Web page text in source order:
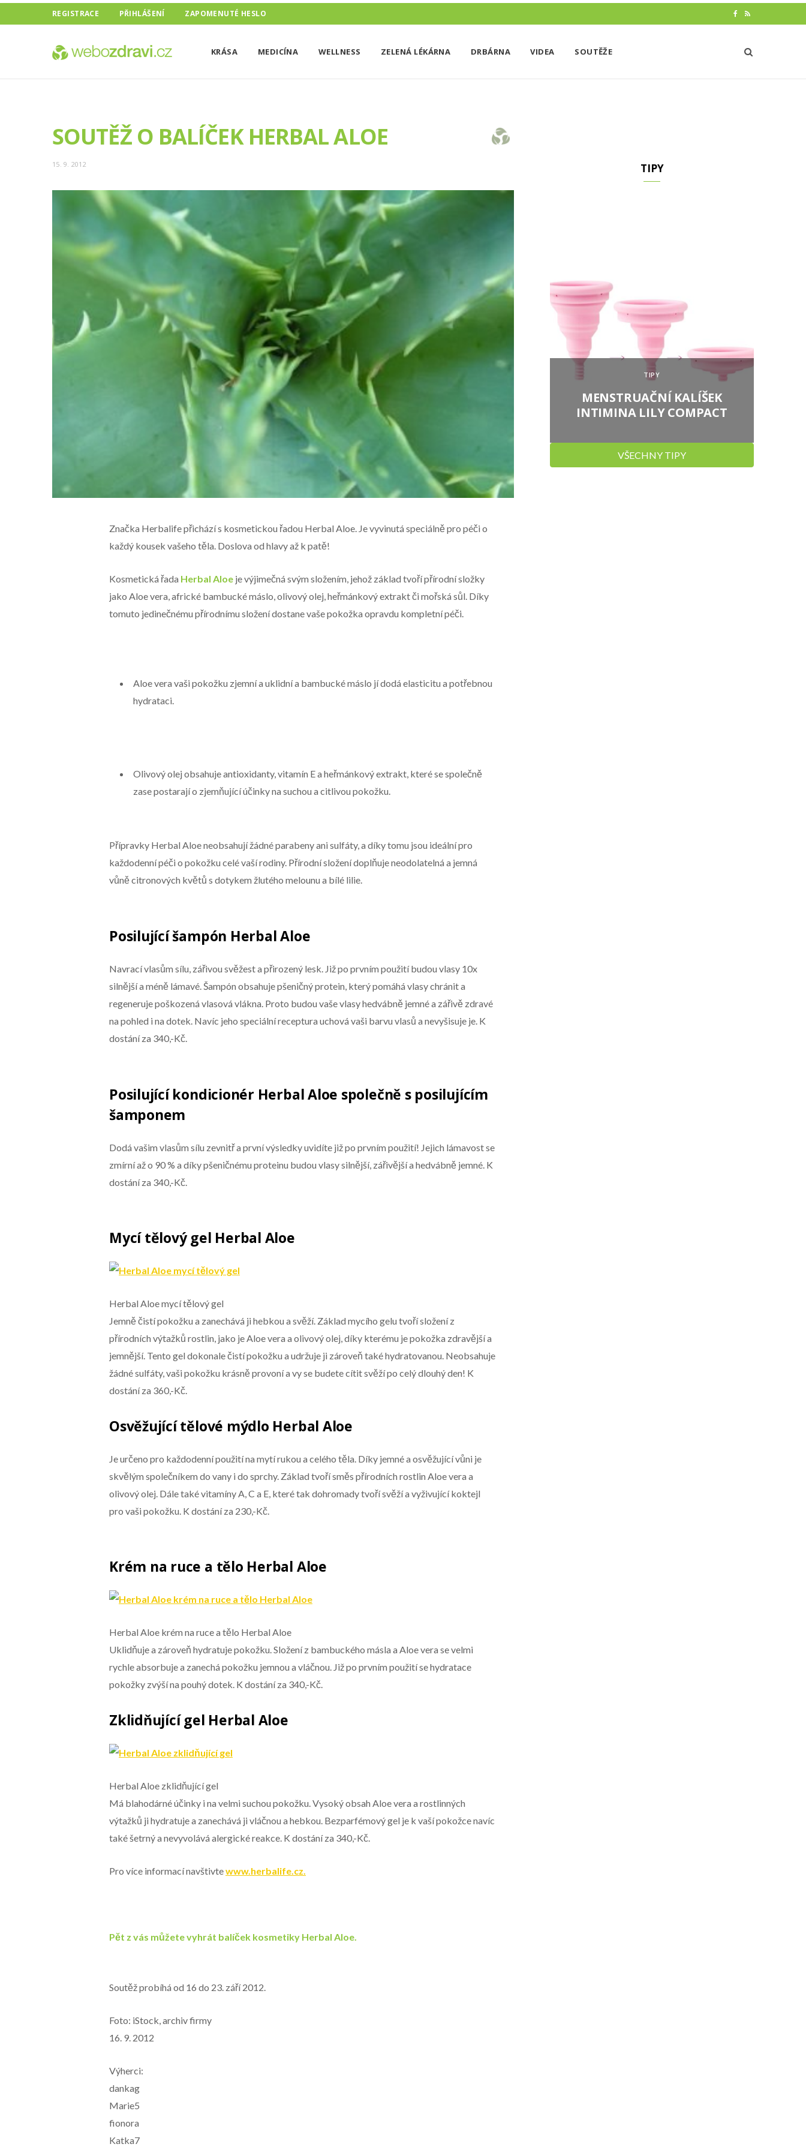
REGISTRACE PŘIHLÁŠENÍ ZAPOMENUTÉ HESLO
e
R
S
KRÁSA MEDICÍNA WELLNESS ZELENÁ LÉKÁRNA DRBÁRNA VIDEA SOUTĚŽE
SOUTĚŽ O BALÍČEK HERBAL ALOE
15. 9. 2012
Značka Herbalife přichází s kosmetickou řadou Herbal Aloe. Je vyvinutá speciálně pro péči o
každý kousek vašeho těla. Doslova od hlavy až k patě!
Kosmetická řada Herbal Aloeje výjimečná svým složením, jehož základ tvoří přírodní složky
jako Aloe vera, africké bambucké máslo, olivový olej, heřmánkový extrakt či mořská sůl. Díky
tomuto jedinečnému přírodnímu složení dostane vaše pokožka opravdu kompletní péči.
Aloe vera vaši pokožku zjemní a uklidní a bambucké máslo jí dodá elasticitu a potřebnou
hydrataci.
Olivový olej obsahuje antioxidanty, vitamín E a heřmánkový extrakt, které se společně
zase postarají o zjemňující účinky na suchou a citlivou pokožku.
Přípravky Herbal Aloe neobsahují žádné parabeny ani sulfáty, a díky tomu jsou ideální pro
každodenní péči o pokožku celé vaší rodiny. Přírodní složení doplňuje neodolatelná a jemná
vůně citronových květů s dotykem žlutého melounu a bílé lilie.
Posilující šampón Herbal Aloe
Navrací vlasům sílu, zářivou svěžest a přirozený lesk. Již po prvním použití budou vlasy 10x
silnější a méně lámavé. Šampón obsahuje pšeničný protein, který pomáhá vlasy chránit a
regeneruje poškozená vlasová vlákna. Proto budou vaše vlasy hedvábně jemné a zářivě zdravé
na pohled i na dotek. Navíc jeho speciální receptura uchová vaši barvu vlasů a nevyšisuje je. K
dostání za 340,-Kč.
Posilující kondicionér Herbal Aloe společně s posilujícím
šamponem
Dodá vašim vlasům sílu zevnitř a první výsledky uvidíte již po prvním použití! Jejich lámavost se
zmírní až o 90 % a díky pšeničnému proteinu budou vlasy silnější, zářivější a hedvábně jemné. K
dostání za 340,-Kč.
Mycí tělový gel Herbal Aloe
Herbal Aloe mycí tělový gel
Jemně čistí pokožku a zanechává ji hebkou a svěží. Základ mycího gelu tvoří složení z
přírodních výtažků rostlin, jako je Aloe vera a olivový olej, díky kterému je pokožka zdravější a
jemnější. Tento gel dokonale čistí pokožku a udržuje ji zároveň také hydratovanou. Neobsahuje
žádné sulfáty, vaši pokožku krásně provoní a vy se budete cítit svěží po celý dlouhý den! K
dostání za 360,-Kč.
Osvěžující tělové mýdlo Herbal Aloe
Je určeno pro každodenní použití na mytí rukou a celého těla. Díky jemné a osvěžující vůni je
skvělým společníkem do vany i do sprchy. Základ tvoří směs přírodních rostlin Aloe vera a
olivový olej. Dále také vitamíny A, C a E, které tak dohromady tvoří svěží a vyživující koktejl
pro vaši pokožku. K dostání za 230,-Kč.
Krém na ruce a tělo Herbal Aloe
Herbal Aloe krém na ruce a tělo Herbal Aloe
Uklidňuje a zároveň hydratuje pokožku. Složení z bambuckého másla a Aloe vera se velmi
rychle absorbuje a zanechá pokožku jemnou a vláčnou. Již po prvním použití se hydratace
pokožky zvýší na pouhý dotek. K dostání za 340,-Kč.
Zklidňující gel Herbal Aloe
Herbal Aloe zklidňující gel
Má blahodárné účinky i na velmi suchou pokožku. Vysoký obsah Aloe vera a rostlinných
výtažků ji hydratuje a zanechává ji vláčnou a hebkou. Bezparfémový gel je k vaší pokožce navíc
také šetrný a nevyvolává alergické reakce. K dostání za 340,-Kč.
Pro více informací navštivtewww.herbalife.cz.
Pět z vás můžete vyhrát balíček kosmetiky Herbal Aloe.
Soutěž probíhá od 16 do 23. září 2012.
Foto: iStock, archiv firmy
16. 9. 2012
Výherci:
dankag
Marie5
fionora
Katka7
TIPY
SIRUP Z BYLIN NA LŽIČKU DR.
TIPY
MENSTRUAČNÍ KALÍŠEK
INTIMINA LILY COMPACT
VŠECHNY TIPY